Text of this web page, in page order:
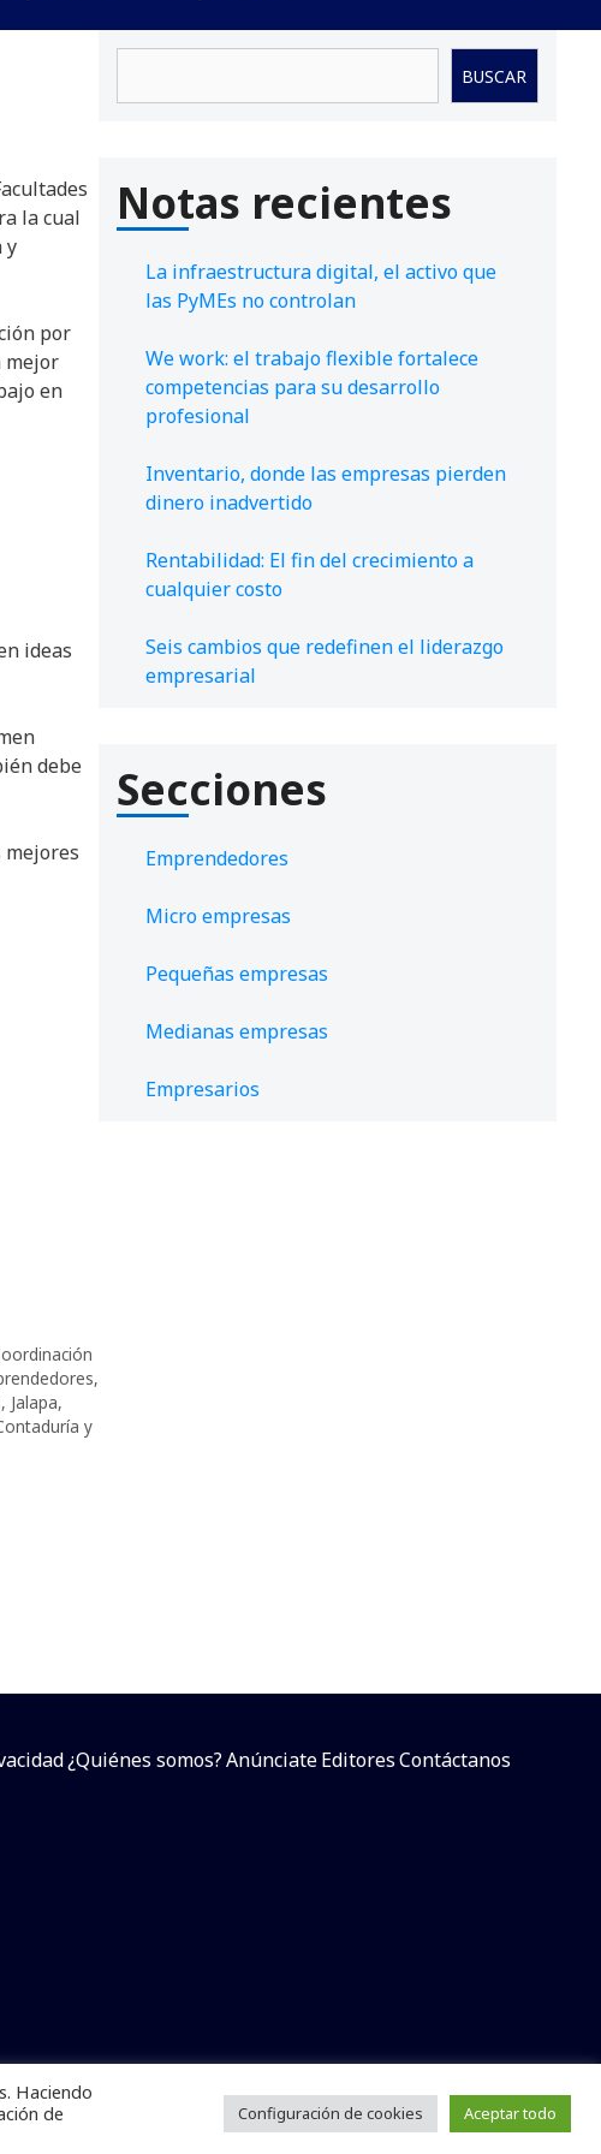
la cual
y
por
mejor
en
ideas
debe
mejores
,
, Jalapa,
y
BUSCAR
Notas recientes
La infraestructura digital, el activo que
las PyMEs no controlan
We work: el trabajo flexible fortalece
competencias para su desarrollo
profesional
Inventario, donde las empresas pierden
dinero inadvertido
Rentabilidad: El fin del crecimiento a
cualquier costo
Seis cambios que redefinen el liderazgo
empresarial
Secciones
Emprendedores
Micro empresas
Pequeñas empresas
Medianas empresas
Empresarios
¿Quiénes somos?AnúnciateEditoresContáctanos
total o parcial sin dar referencia a la fuente.
Haciendo
de
Configuración de cookies Aceptar todo